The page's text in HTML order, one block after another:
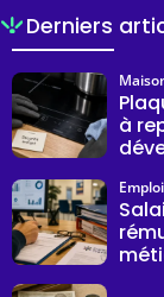
Derniers
à
Emploi